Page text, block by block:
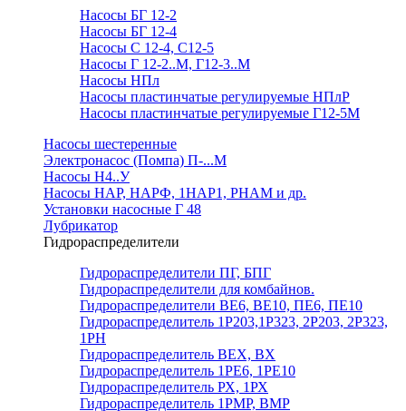
Насосы БГ 12-2
Насосы БГ 12-4
Насосы С 12-4, С12-5
Насосы Г 12-2..М, Г12-3..М
Насосы НПл
Насосы пластинчатые регулируемые НПлР
Насосы пластинчатые регулируемые Г12-5М
Насосы шестеренные
Электронасос (Помпа) П-...М
Насосы Н4..У
Насосы НАР, НАРФ, 1НАР1, РНАМ и др.
Установки насосные Г 48
Лубрикатор
Гидрораспределители
Гидрораспределители ПГ, БПГ
Гидрораспределители для комбайнов.
Гидрораспределители ВЕ6, ВЕ10, ПЕ6, ПЕ10
Гидрораспределитель 1Р203,1Р323, 2Р203, 2Р323,
1РН
Гидрораспределитель ВЕХ, ВХ
Гидрораспределитель 1РЕ6, 1РЕ10
Гидрораспределитель РХ, 1РХ
Гидрораспределитель 1РМР, ВМР